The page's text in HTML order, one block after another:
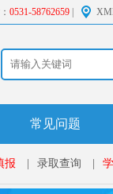
0531-58762659
常见问题
报 录取查询